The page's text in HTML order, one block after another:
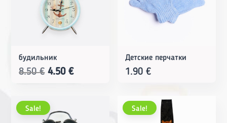
будильник
8.50€ Original
was:
8.50 €.
4.50€Current
4.50 €.
Детские перчатки
1.90€
Sale! Sale!